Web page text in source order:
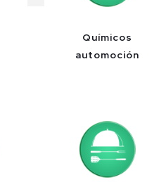
Químicos
automoción